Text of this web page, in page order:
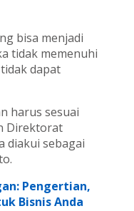
bisa menjadi
tidak memenuhi
dapat
harus sesuai
Direktorat
diakui sebagai
Pengertian,
Bisnis Anda